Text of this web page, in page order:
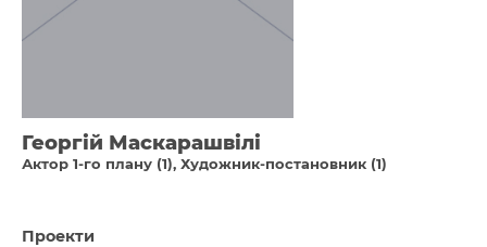
Георгій Маскарашвілі
Актор 1-го плану (1) Художник-постановник (1)
Проекти